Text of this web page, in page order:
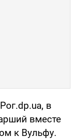
в
вместе
к Вульфу.